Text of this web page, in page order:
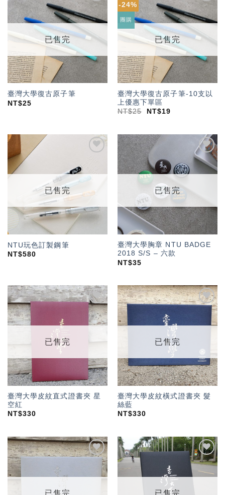
加入
「願
望輕
已售完
臺灣大學復古原子筆
NT$25
-24%
團購
加入
「願
望輕
已售完
臺灣大學復古原子筆-10支以
上優惠下單區
NT$25 NT$19
望輕
單」
已售完
NTU玩色訂製鋼筆
NT$580
加入
「願
望輕
已售完
臺灣大學胸章 NTU BADGE
2018 S/S – 六款
NT$35
加入
「願
望輕
已售完
臺灣大學皮紋直式證書夾 星
空紅
NT$330
加入
「願
望輕
已售完
臺灣大學皮紋橫式證書夾 髮
絲藍
NT$330
加入
「願
望輕
已售完
加入
望輕
已售完